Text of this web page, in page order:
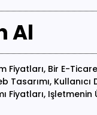
Al
Fiyatları, Bir E-
Tasarımı,